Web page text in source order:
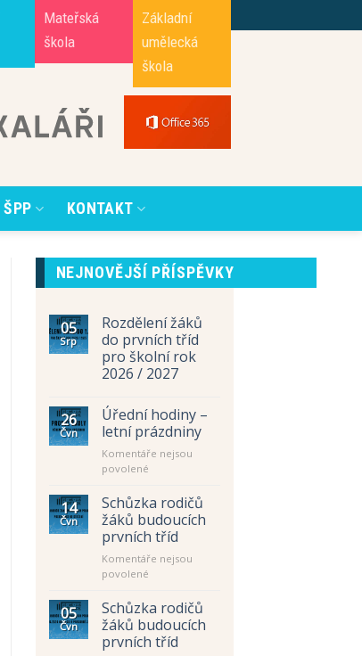
Mateřská
škola
Základní
umělecká
škola
ŠPP KONTAKT
NEJNOVĚJŠÍ PŘÍSPĚVKY
05
Srp
Rozdělení žáků
do prvních tříd
pro školní rok
2026 / 2027
26
Čvn
Úřední hodiny –
letní prázdniny
Komentáře nejsou
povolenéu
s
názvem
Úřední
hodiny
–
letní
14
Čvn
Schůzka rodičů
žáků budoucích
prvních tříd
Komentáře nejsou
povolenéu
s
názvem
Schůzka
rodičů
05
Čvn
Schůzka rodičů
žáků budoucích
prvních tříd